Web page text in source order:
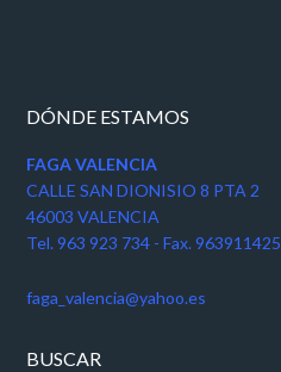
DÓNDE ESTAMOS
FAGA VALENCIA
CALLE SAN DIONISIO 8 PTA 2
46003 VALENCIA
Tel. 963 923 734 - Fax. 963911425
faga_valencia@yahoo.es
BUSCAR